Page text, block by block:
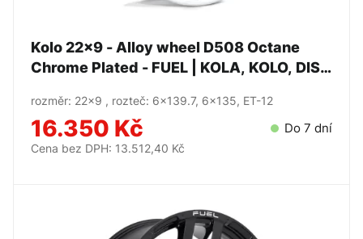
Kolo 22x9 - Alloy wheel D508 Octane
Chrome Plated - FUEL | KOLA, KOLO, DISK
rozměr: 22x9 , rozteč: 6x139.7, 6x135, ET-12
16.350 Kč Do 7 dní
Cena bez DPH: 13.512,40 Kč